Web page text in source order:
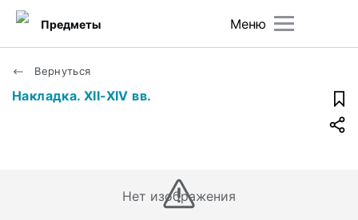
Меню
Предметы
Вернуться
Накладка. XII-XIV вв.
Нет изображения